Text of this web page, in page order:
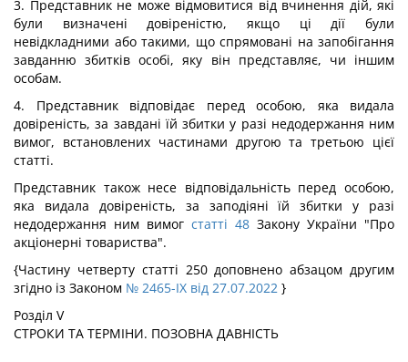
3. Представник не може відмовитися від вчинення дій, які
були визначені довіреністю, якщо ці дії були
невідкладними або такими, що спрямовані на запобігання
завданню збитків особі, яку він представляє, чи іншим
особам.
4. Представник відповідає перед особою, яка видала
довіреність, за завдані їй збитки у разі недодержання ним
вимог, встановлених частинами другою та третьою цієї
статті.
Представник також несе відповідальність перед особою,
яка видала довіреність, за заподіяні їй збитки у разі
недодержання ним вимог статті 48 Закону України "Про
акціонерні товариства".
{Частину четверту статті 250 доповнено абзацом другим
згідно із Законом № 2465-IX від 27.07.2022 }
Розділ V
СТРОКИ ТА ТЕРМІНИ. ПОЗОВНА ДАВНІСТЬ